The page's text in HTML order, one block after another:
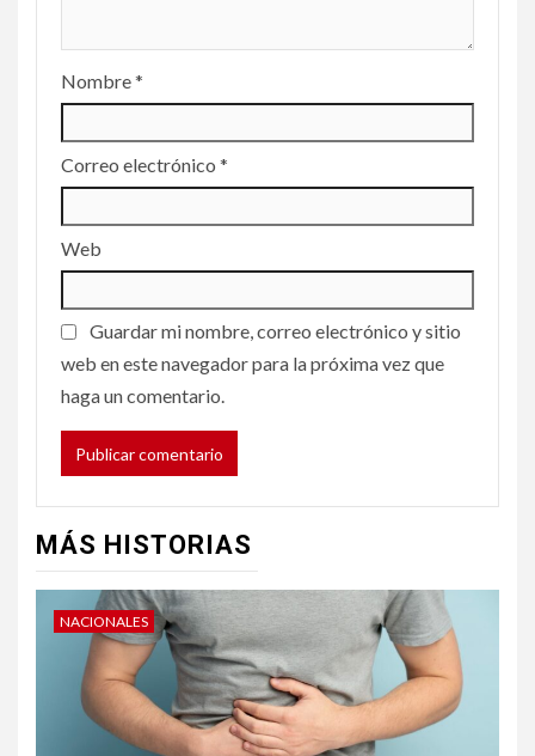
Nombre*
Correo electrónico *
Web
Guardar mi nombre, correo electrónico y sitio
web en este navegador para la próxima vez que
haga un comentario.
MÁS HISTORIAS
NACIONALES